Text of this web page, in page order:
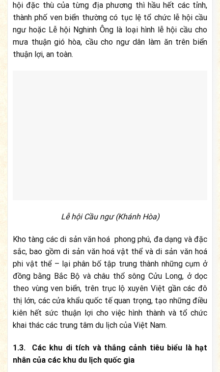
hội đặc thù của từng địa phương thì hầu hết các tỉnh,
thành phố ven biển thường có tục lệ tổ chức lễ hội cầu
ngư hoặc Lễ hội Nghinh Ông là loại hình lễ hội cầu cho
mưa thuận gió hòa, cầu cho ngư dân làm ăn trên biển
thuận lợi, an toàn.
Lễ hội Cầu ngư (Khánh Hòa)
Kho tàng các di sản văn hoá phong phú, đa dạng và đặc
sắc, bao gồm di sản văn hoá vật thể và di sản văn hoá
phi vật thể – lại phân bố tập trung thành những cụm ở
đồng bằng Bắc Bộ và châu thổ sông Cửu Long, ở dọc
theo vùng ven biển, trên trục lộ xuyên Việt gần các đô
thị lớn, các cửa khẩu quốc tế quan trọng, tạo những điều
kiên hết sức thuận lợi cho việc hình thành và tổ chức
khai thác các trung tâm du lịch của Việt Nam.
1.3. Các khu di tích và thắng cảnh tiêu biểu là hạt
nhân của các khu du lịch quốc gia